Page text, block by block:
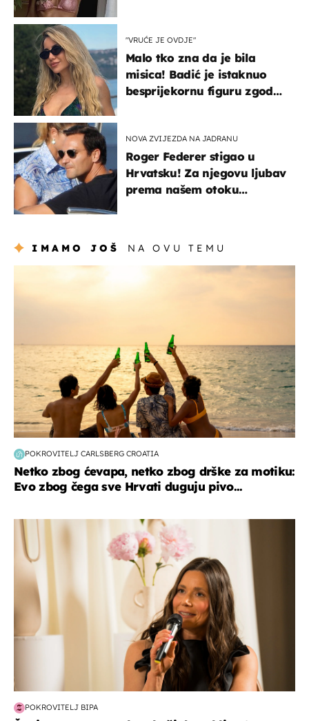
"VRUĆE JE OVDJE"
Malo tko zna da je bila
misica! Badić je istaknuo
besprijekornu figuru zgodne
NOVA ZVIJEZDA NA JADRANU
Roger Federer stigao u
Hrvatsku! Za njegovu ljubav
prema našem otoku
IMAMO JOŠ NA OVU TEMU
POKROVITELJ CARLSBERG CROATIA
Netko zbog ćevapa, netko zbog drške za motiku:
Evo zbog čega sve Hrvati duguju pivo...
moda & ljepota
POKROVITELJ BIPA